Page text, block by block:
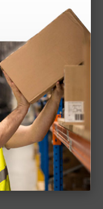
e sono rimasto molto
di qualità, consegna
che ha risposto a
e corretto,